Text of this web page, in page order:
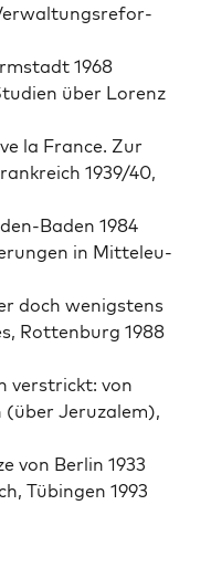
1968
über Lorenz
la France. Zur
1939/40,
Baden 1984
in Mit­teleu­
doch wenig­stens
Rot­ten­burg 1988
ver­strickt: von
Jeruza­lem),
von Berlin 1933
Tübin­gen 1993